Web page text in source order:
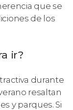
que se
de los
ir?
durante
resaltan
y parques. Si